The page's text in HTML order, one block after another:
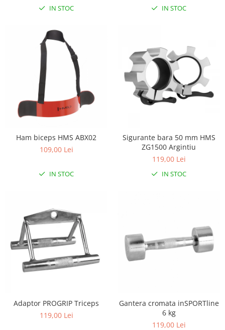
Baldachin patut
Paturici copii
Perne copii si mamici
Protectii saltea
Comode copii
Bariere de protectie pat
Porti de siguranta
Sac de dormit copii
Leagane & balansoare & sezlonguri
Lampi de veghe
Mobilier Birou
Saltele de infasat
Scaun masa copii
Biciclete copii cu roti 10 inch (2-4
IN STOC IN STOC
Ham biceps HMS ABX02
109,00 Lei
IN STOC
Sigurante bara 50 mm HMS
ZG1500 Argintiu
119,00 Lei
IN STOC
Adaptor PROGRIP Triceps
119,00 Lei
Gantera cromata inSPORTline
6 kg
119,00 Lei